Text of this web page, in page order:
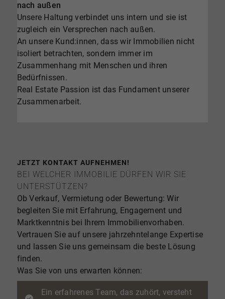
nach außen
Unsere Haltung verbindet uns intern und sie ist
zugleich ein Versprechen nach außen.
An unsere Kund:innen, dass wir Immobilien nicht
isoliert betrachten, sondern immer im
Zusammenhang mit Menschen und ihren
Bedürfnissen.
Real Estate Passion ist das Fundament unserer
Zusammenarbeit.
JETZT KONTAKT AUFNEHMEN!
BEI WELCHER IMMOBILIE DÜRFEN WIR SIE
UNTERSTÜTZEN?
Ob Verkauf, Vermietung oder Bewertung: Wir
begleiten Sie mit Erfahrung, Engagement und
Marktkenntnis bei Ihrem Immobilienvorhaben.
Vertrauen Sie auf unsere jahrzehntelange Expertise
und lassen Sie uns gemeinsam die beste Lösung
finden.
Was Sie von uns erwarten können:
Ein erfahrenes Team, das zuhört, versteht